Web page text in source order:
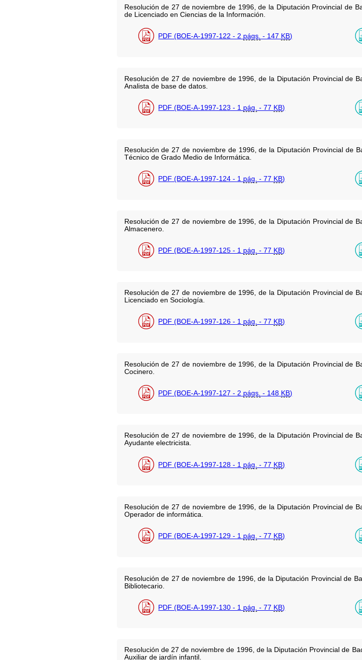
Resolución de 27 de noviembre de 1996, de la Diputación Provincial de
de Licenciado en Ciencias de la Información.
PDF (BOE-A-1997-122 - 2 págs. - 147 KB)
Resolución de 27 de noviembre de 1996, de la Diputación Provincial de
Analista de base de datos.
PDF (BOE-A-1997-123 - 1 pág. - 77 KB)
Resolución de 27 de noviembre de 1996, de la Diputación Provincial de
Técnico de Grado Medio de Informática.
PDF (BOE-A-1997-124 - 1 pág. - 77 KB)
Resolución de 27 de noviembre de 1996, de la Diputación Provincial de
Almacenero.
PDF (BOE-A-1997-125 - 1 pág. - 77 KB)
Resolución de 27 de noviembre de 1996, de la Diputación Provincial de
Licenciado en Sociología.
PDF (BOE-A-1997-126 - 1 pág. - 77 KB)
Resolución de 27 de noviembre de 1996, de la Diputación Provincial de
Cocinero.
PDF (BOE-A-1997-127 - 2 págs. - 148 KB)
Resolución de 27 de noviembre de 1996, de la Diputación Provincial de
Ayudante electricista.
PDF (BOE-A-1997-128 - 1 pág. - 77 KB)
Resolución de 27 de noviembre de 1996, de la Diputación Provincial de
Operador de informática.
PDF (BOE-A-1997-129 - 1 pág. - 77 KB)
Resolución de 27 de noviembre de 1996, de la Diputación Provincial de
Bibliotecario.
PDF (BOE-A-1997-130 - 1 pág. - 77 KB)
Resolución de 27 de noviembre de 1996, de la Diputación Provincial de
Auxiliar de jardín infantil.